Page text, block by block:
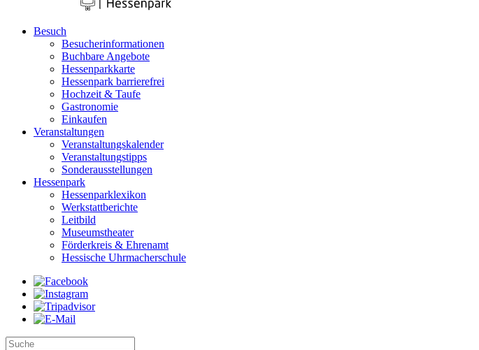
Besuch
Besucherinformationen
Buchbare Angebote
Hessenparkkarte
Hessenpark barrierefrei
Hochzeit & Taufe
Gastronomie
Einkaufen
Veranstaltungen
Veranstaltungskalender
Veranstaltungstipps
Sonderausstellungen
Hessenpark
Hessenparklexikon
Werkstattberichte
Leitbild
Museumstheater
Förderkreis & Ehrenamt
Hessische Uhrmacherschule